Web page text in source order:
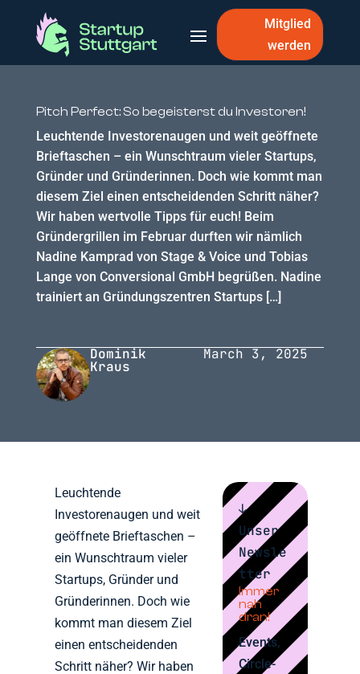
Mitglied
werden
Pitch Perfect: So begeisterst du Investoren!
Leuchtende Investorenaugen und weit geöffnete
Brieftaschen – ein Wunschtraum vieler Startups,
Gründer und Gründerinnen. Doch wie kommt man
diesem Ziel einen entscheidenden Schritt näher?
Wir haben wertvolle Tipps für euch! Beim
Gründergrillen im Februar durften wir nämlich
Nadine Kamprad von Stage & Voice und Tobias
Lange von Conversional GmbH begrüßen. Nadine
trainiert an Gründungszentren Startups […]
Dominik
Kraus
March 3, 2025
Leuchtende
Investorenaugen und weit
geöffnete Brieftaschen –
ein Wunschtraum vieler
Startups, Gründer und
Gründerinnen. Doch wie
kommt man diesem Ziel
einen entscheidenden
Schritt näher? Wir haben
↓
Unser
Newsle
tter
Immer
nah
dran!
Events,
Circle-